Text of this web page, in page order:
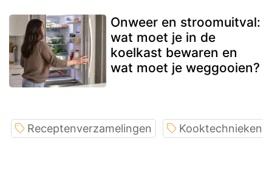
Onweer en stroomuitval:
wat moet je in de
koelkast bewaren en
wat moet je weggooien?
Receptenverzamelingen Kooktechnieken